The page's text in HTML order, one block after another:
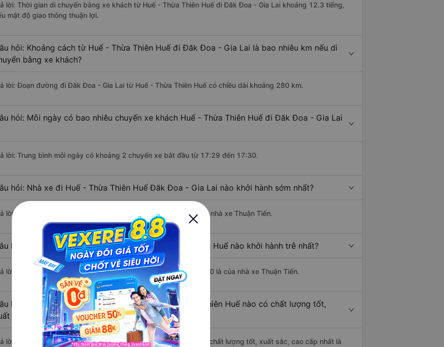
lời: Thời gian di chuyển bằng xe khách từ Huế - Thừa Thiên Huế đi Đăk Đoa - Gia Lai khoảng 12.3 tiếng,
mật độ giao thông thuận lợi.
hỏi: Khoảng cách từ Huế - Thừa Thiên Huế đi Đăk Đoa - Gia Lai là bao nhiêu km nếu di
bằng xe khách?
lời: Đoạn đường đi Đăk Đoa - Gia Lai từ Huế - Thừa Thiên Huế có chiều dài khoảng 280 km.
hỏi: Mỗi ngày có bao nhiêu chuyến xe khách Huế - Thừa Thiên Huế đi Đăk Đoa - Gia Lai
lời: Trung bình mỗi ngày có khoảng 2 chuyến xe bắt đầu từ 17:29 đến 17:30.
hỏi: Nhà xe đi Huế - Thừa Thiên Huế Đăk Đoa - Gia Lai nào khởi hành sớm nhất?
lời: Chuyến xe có giờ xuất phát sớm nhất vào lúc 17:29 là của nhà xe Thuận Tiến.
hỏi: Nhà xe đi Đăk Đoa - Gia Lai từ Huế - Thừa Thiên Huế nào khởi hành trễ nhất?
lời: Chuyến xe có giờ xuất phát trễ (muộn) nhất là vào lúc 17:30 là của nhà xe Thuận Tiến.
hỏi: Review xe đi Đăk Đoa - Gia Lai từ Huế - Thừa Thiên Huế nào có chất lượng tốt,
sắc, cao cấp nhất?
lời: Những hãng xe đi Huế - Thừa Thiên Huế Đăk Đoa - Gia Lai chất lượng tốt, xuất sắc, cao cấp nhất là